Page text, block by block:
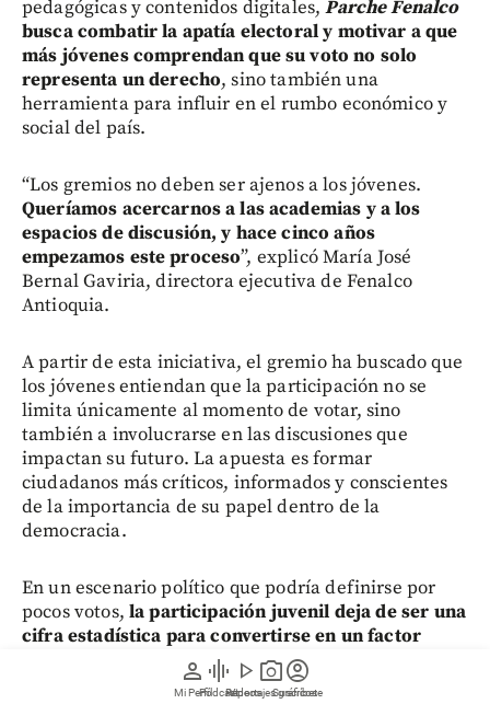
person
Mi Perfil
graphic_eq
Pódcast
play_arrow
Videos
photo_camera
Reportajes gráficos
account_circle
Suscríbete
pedagógicas y contenidos digitales, Parche Fenalco
busca combatir la apatía electoral y motivar a que
más jóvenes comprendan que su voto no solo
representa un derecho, sino también una
herramienta para influir en el rumbo económico y
social del país.
“Los gremios no deben ser ajenos a los jóvenes.
Queríamos acercarnos a las academias y a los
espacios de discusión, y hace cinco años
empezamos este proceso”, explicó María José
Bernal Gaviria, directora ejecutiva de Fenalco
Antioquia.
A partir de esta iniciativa, el gremio ha buscado que
los jóvenes entiendan que la participación no se
limita únicamente al momento de votar, sino
también a involucrarse en las discusiones que
impactan su futuro. La apuesta es formar
ciudadanos más críticos, informados y conscientes
de la importancia de su papel dentro de la
democracia.
En un escenario político que podría definirse por
pocos votos, la participación juvenil deja de ser una
cifra estadística para convertirse en un factor
determinante para el futuro del país.
las diferencias ideológicas, el reto está en que las